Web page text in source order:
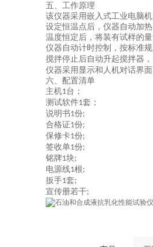
五、 工作原理
该仪器采用嵌入式工业电脑
设定恒温点后，仪器自动加
温度恒定后，将装有试样的
仪器自动计时控制，按标准
搅拌停止后自动升起搅拌器
仪器采用显示和人机对话界
六、配置清单
主机1台；
测试软件1套；
说明书1份;
合格证1份;
保修卡1份;
签收单1份;
铭牌1块;
电源线1根;
扳手1套;
宣传册若干;